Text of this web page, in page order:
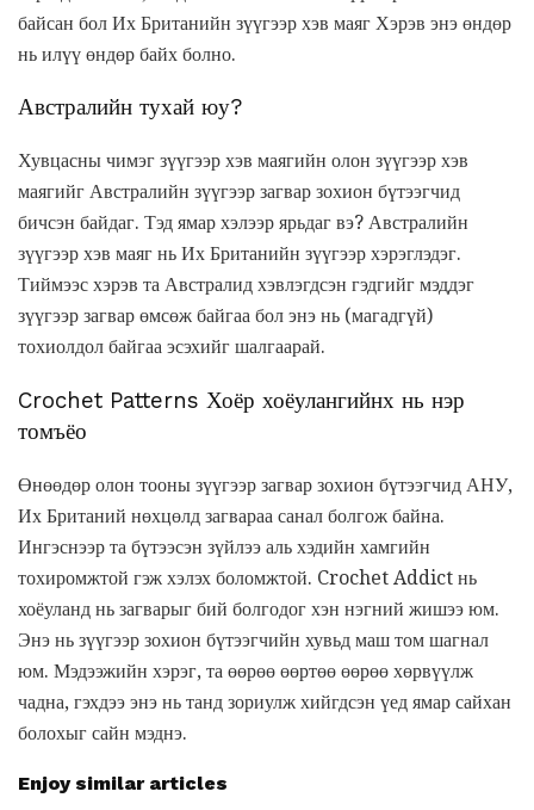
байсан бол Их Британийн зүүгээр хэв маяг Хэрэв энэ өндөр
нь илүү өндөр байх болно.
Австралийн тухай юу?
Хувцасны чимэг зүүгээр хэв маягийн олон зүүгээр хэв
маягийг Австралийн зүүгээр загвар зохион бүтээгчид
бичсэн байдаг. Тэд ямар хэлээр ярьдаг вэ? Австралийн
зүүгээр хэв маяг нь Их Британийн зүүгээр хэрэглэдэг.
Тиймээс хэрэв та Австралид хэвлэгдсэн гэдгийг мэддэг
зүүгээр загвар өмсөж байгаа бол энэ нь (магадгүй)
тохиолдол байгаа эсэхийг шалгаарай.
Crochet Patterns Хоёр хоёулангийнх нь нэр
томъёо
Өнөөдөр олон тооны зүүгээр загвар зохион бүтээгчид АНУ,
Их Британий нөхцөлд загвараа санал болгож байна.
Ингэснээр та бүтээсэн зүйлээ аль хэдийн хамгийн
тохиромжтой гэж хэлэх боломжтой. Crochet Addict нь
хоёуланд нь загварыг бий болгодог хэн нэгний жишээ юм.
Энэ нь зүүгээр зохион бүтээгчийн хувьд маш том шагнал
юм. Мэдээжийн хэрэг, та өөрөө өөртөө өөрөө хөрвүүлж
чадна, гэхдээ энэ нь танд зориулж хийгдсэн үед ямар сайхан
болохыг сайн мэднэ.
Enjoy similar articles